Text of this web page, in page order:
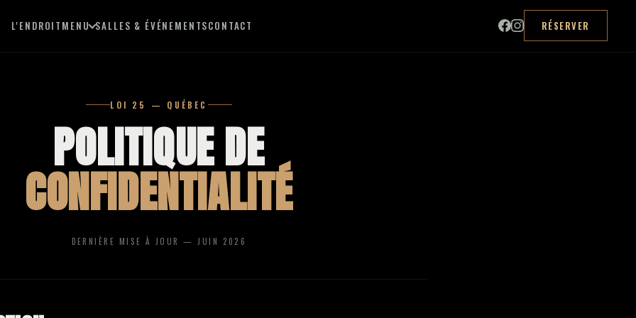
L'ENDROIT MENU
Burgers, poutines, viandes, cocktails
Lundi au vendredi · le menu du jour
SALLES & ÉVÉNEMENTSCONTACT RÉSERVER
LOI 25 — QUÉBEC
POLITIQUE DE
CONFIDENTIALITÉ
DERNIÈRE MISE À JOUR — JUIN 2026